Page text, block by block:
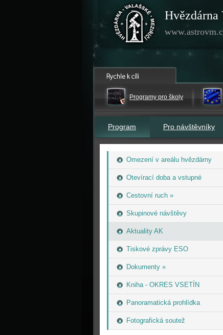
Hvězdárna
Programy pro školy
Program Pro návštěvníky
Omezení v areálu hvězdárny
Otevírací doba a vstupné
Cestovní ruch »
Skupinové návštěvy
Aktuality AK
Tiskové zprávy ESO
Dokumenty »
Kniha - OKRES VSETÍN
Panoramatická prohlídka
Fotografická soutež